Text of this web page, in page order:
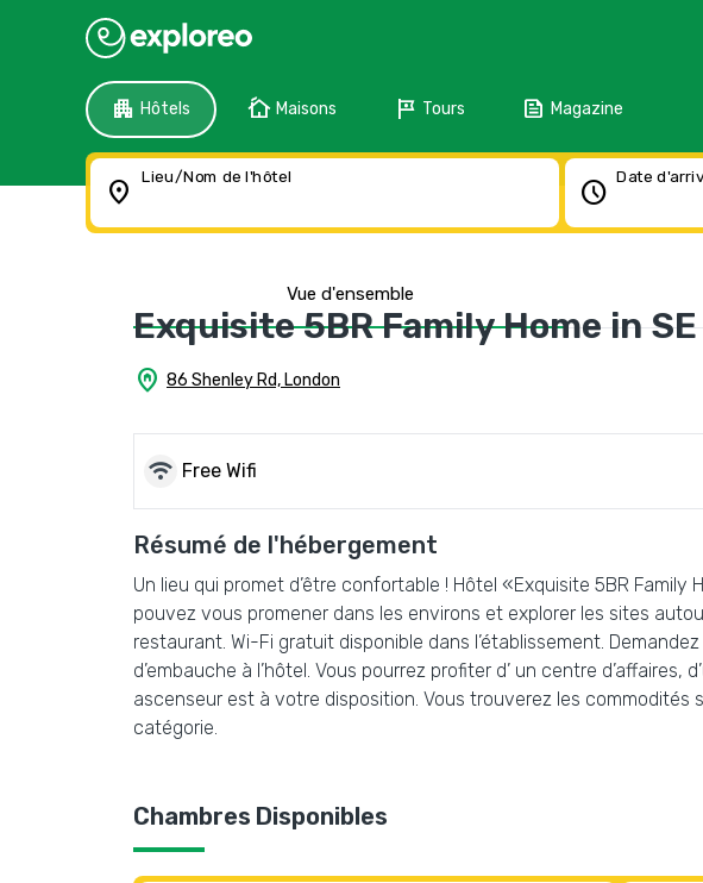
apartment Hôtels cottage Maisons tour Tours feed Magazine
location_on Lieu/Nom de l'hôtel schedule Date
Vue d'ensemble
Exquisite 5BR Family Home in
home_pin 86 Shenley Rd, London
wifi Free Wifi
Résumé de l'hébergement
Un lieu qui promet d’être confortable ! Hôtel «Exquisite 5BR
pouvez vous promener dans les environs et explorer les sites
restaurant. Wi-Fi gratuit disponible dans l’établissement.
d’embauche à l’hôtel. Vous pourrez profiter d’ un centre
ascenseur est à votre disposition. Vous trouverez les
catégorie.
Chambres Disponibles